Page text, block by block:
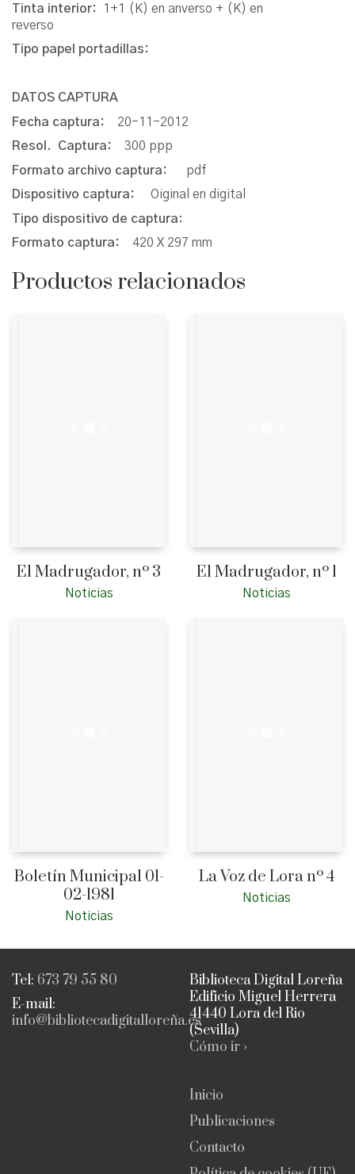
Tinta interior:
1+1 (K) en anverso + (K) en
reverso
Tipo papel portadillas:
DATOS CAPTURA
Fecha captura: 20-11-2012
Resol. Captura: 300 ppp
Formato archivo captura: pdf
Dispositivo captura: Oiginal en digital
Tipo dispositivo de captura:
Formato captura: 420 X 297 mm
Productos relacionados
El Madrugador, nº 3
Noticias
El Madrugador, nº 1
Noticias
Boletín Municipal 01-
02-1981
Noticias
La Voz de Lora nº 4
Noticias
Tel: 673 79 55 80
E-mail:
info@bibliotecadigitalloreña.es
Biblioteca Digital Loreña
Edificio Miguel Herrera
41440 Lora del Rio
(Sevilla)
Cómo ir ›
Inicio
Publicaciones
Contacto